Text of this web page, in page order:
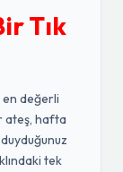
Tık
en değerli
ateş, hafta
tek